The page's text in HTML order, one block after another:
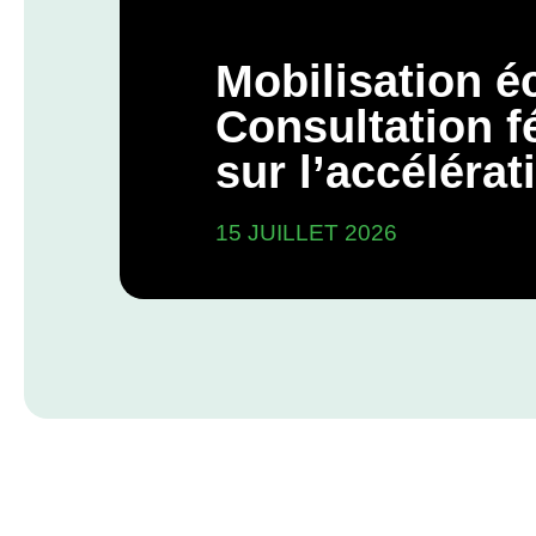
Mobilisation
Consultation
sur
grands projets
15 JUILLET 2026